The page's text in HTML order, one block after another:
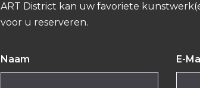
ART District kan uw favoriete
voor u reserveren.
Naam E-